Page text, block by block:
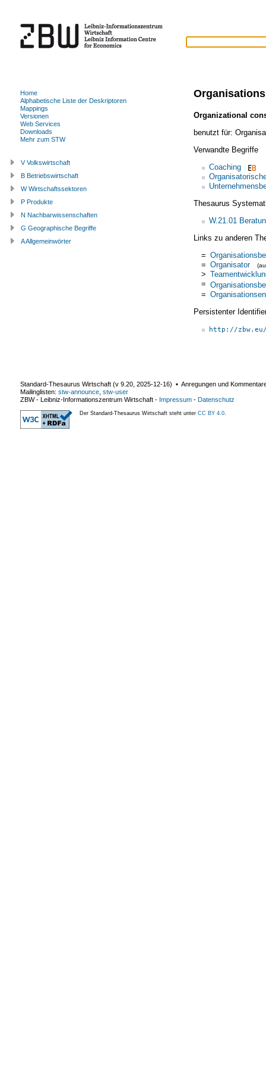
Organizational
benutzt für:
Verwandte Begriffe
Coaching
Thesaurus
W.21.01
Links zu anderen
=
= Organisator
>
=
=
Persistenter
http://
Home
Alphabetische Liste der Deskriptoren
Mappings
Versionen
Web Services
Downloads
Mehr zum STW
V Volkswirtschaft
B Betriebswirtschaft
W Wirtschaftssektoren
P Produkte
N Nachbarwissenschaften
G Geographische Begriffe
A Allgemeinwörter
Standard-Thesaurus Wirtschaft (v 9.20 2025-12-16) ▪ Anregungen und
Mailinglisten: stw-announce stw-user
ZBW - Leibniz-Informationszentrum Wirtschaft - Impressum - Datenschutz
Der Standard-Thesaurus Wirtschaft steht unter CC BY 4.0